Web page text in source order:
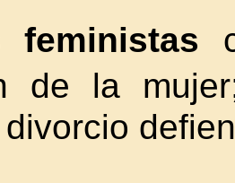
feministas
de la